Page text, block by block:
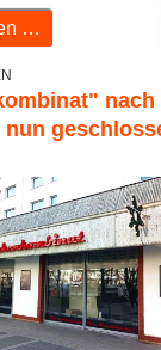
…
nach
nun